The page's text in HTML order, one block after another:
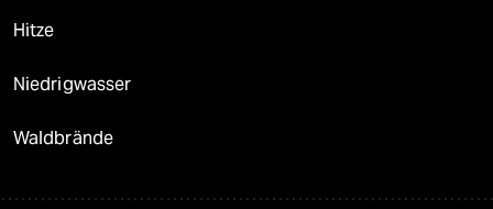
Hitze
Niedrigwasser
Waldbrände